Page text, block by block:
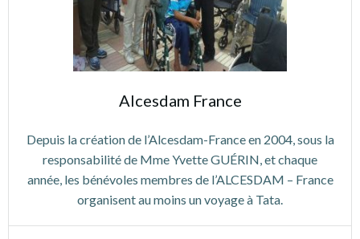
Alcesdam France
Depuis la création de l’Alcesdam-France en 2004, sous la
responsabilité de Mme Yvette GUÉRIN, et chaque
année, les bénévoles membres de l’ALCESDAM – France
organisent au moins un voyage à Tata.